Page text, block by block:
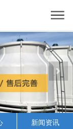
新闻资讯